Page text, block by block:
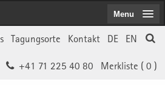
EN
DE
Kontakt
Tagungsorte
Merkliste ( 0 )
+41 71 225 40 80
Menu